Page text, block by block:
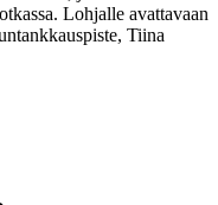
Lohjalle avattavaan
Tiina